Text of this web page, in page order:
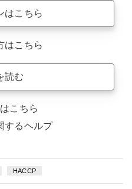
はこちら
はこちら
読む
こちら
するヘルプ
HACCP